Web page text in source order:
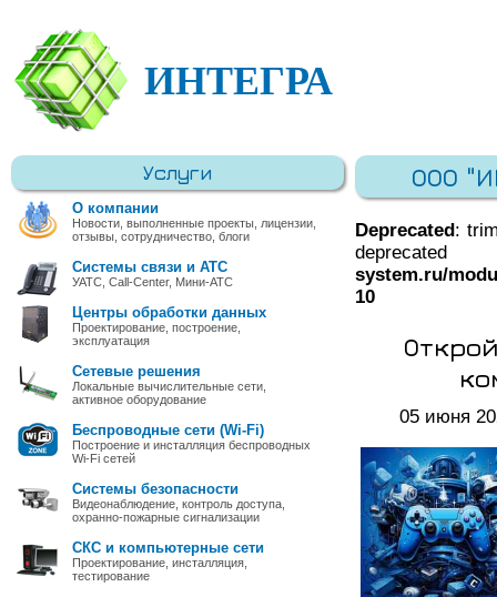
ИНТЕГРА
Услуги
О компании
Новости, выполненные проекты, лицензии,
отзывы, сотрудничество, блоги
Системы связи и АТС
УАТС, Call-Center, Мини-АТС
Центры обработки данных
Проектирование, построение,
эксплуатация
Сетевые решения
Локальные вычислительные сети,
активное оборудование
Беспроводные сети (Wi-Fi)
Построение и инсталляция беспроводных
Wi-Fi сетей
Системы безопасности
Видеонаблюдение, контроль доступа,
охранно-пожарные сигнализации
СКС и компьютерные сети
Проектирование, инсталляция,
тестирование
ООО
Deprecated:
system.ru/
10
05 июня